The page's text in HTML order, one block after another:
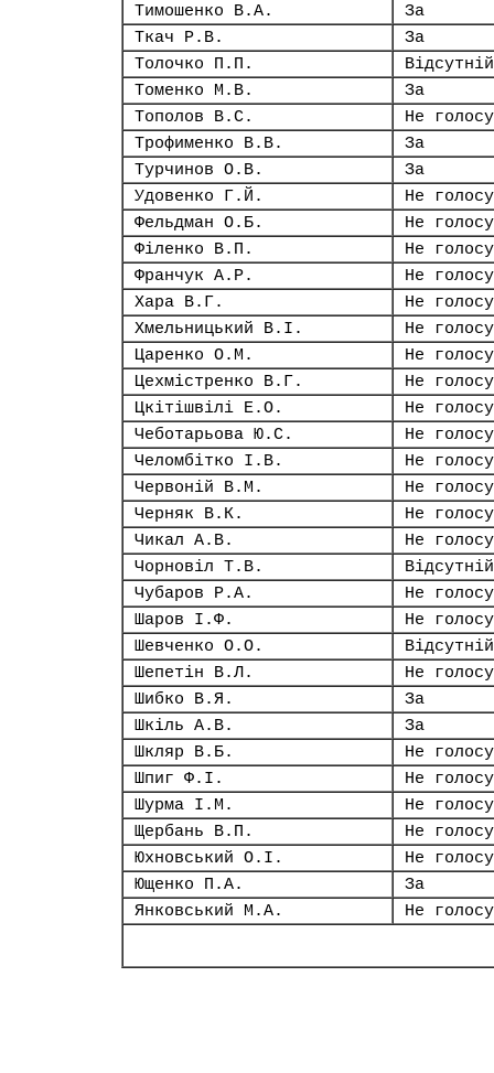
Тимошенко В.А.
За
Ткач Р.В.
За
Толочко П.П.
Відсутній
Томенко М.В.
За
Тополов В.С.
Не
Трофименко В.В.
За
Турчинов О.В.
За
Удовенко Г.Й.
Не
Фельдман О.Б.
Не
Філенко В.П.
Не
Франчук А.Р.
Не
Хара В.Г.
Не
Хмельницький В.І.
Не
Царенко О.М.
Не
Цехмістренко В.Г.
Не
Цкітішвілі Е.О.
Не
Чеботарьова Ю.С.
Не
Челомбітко І.В.
Не
Червоній В.М.
Не
Черняк В.К.
Не
Чикал А.В.
Не
Чорновіл Т.В.
Відсутній
Чубаров Р.А.
Не
Шаров І.Ф.
Не
Шевченко О.О.
Відсутній
Шепетін В.Л.
Не
Шибко В.Я.
За
Шкіль А.В.
За
Шкляр В.Б.
Не
Шпиг Ф.І.
Не
Шурма І.М.
Не
Щербань В.П.
Не
Юхновський О.І.
Не
Ющенко П.А.
За
Янковський М.А.
Не